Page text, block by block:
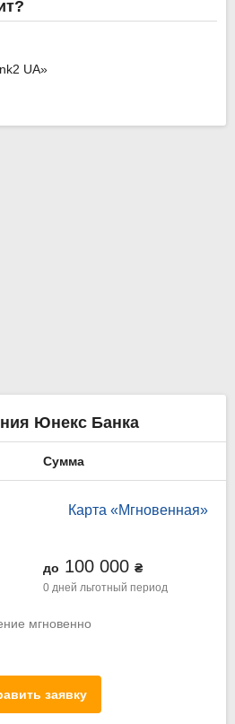
UA»
Юнекс Банка
Сумма
Карта «Мгновенная»
до 100 000 ₴
0 дней льготный период
мгновенно
заявку